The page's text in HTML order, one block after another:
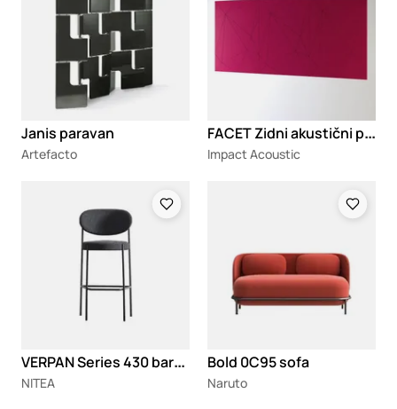
Janis paravan
Artefacto
F
ACET Zidni akustični panel
Impact Acoustic
V
ERPAN Series 430 barska stolica
NITEA
Bold 0C95 sofa
Naruto